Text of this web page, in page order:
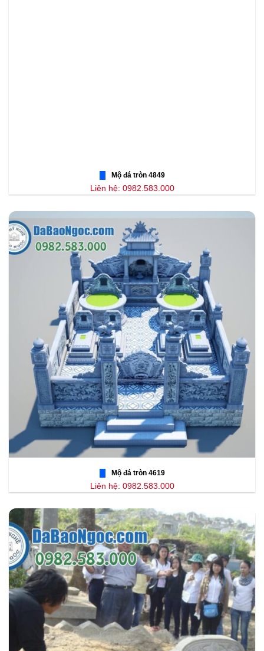
Mộ đá tròn 4849
Liên hệ: 0982.583.000
Mộ đá tròn 4619
Liên hệ: 0982.583.000